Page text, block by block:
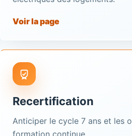
Voir la page
Recertification
Anticiper le cycle 7 ans et les